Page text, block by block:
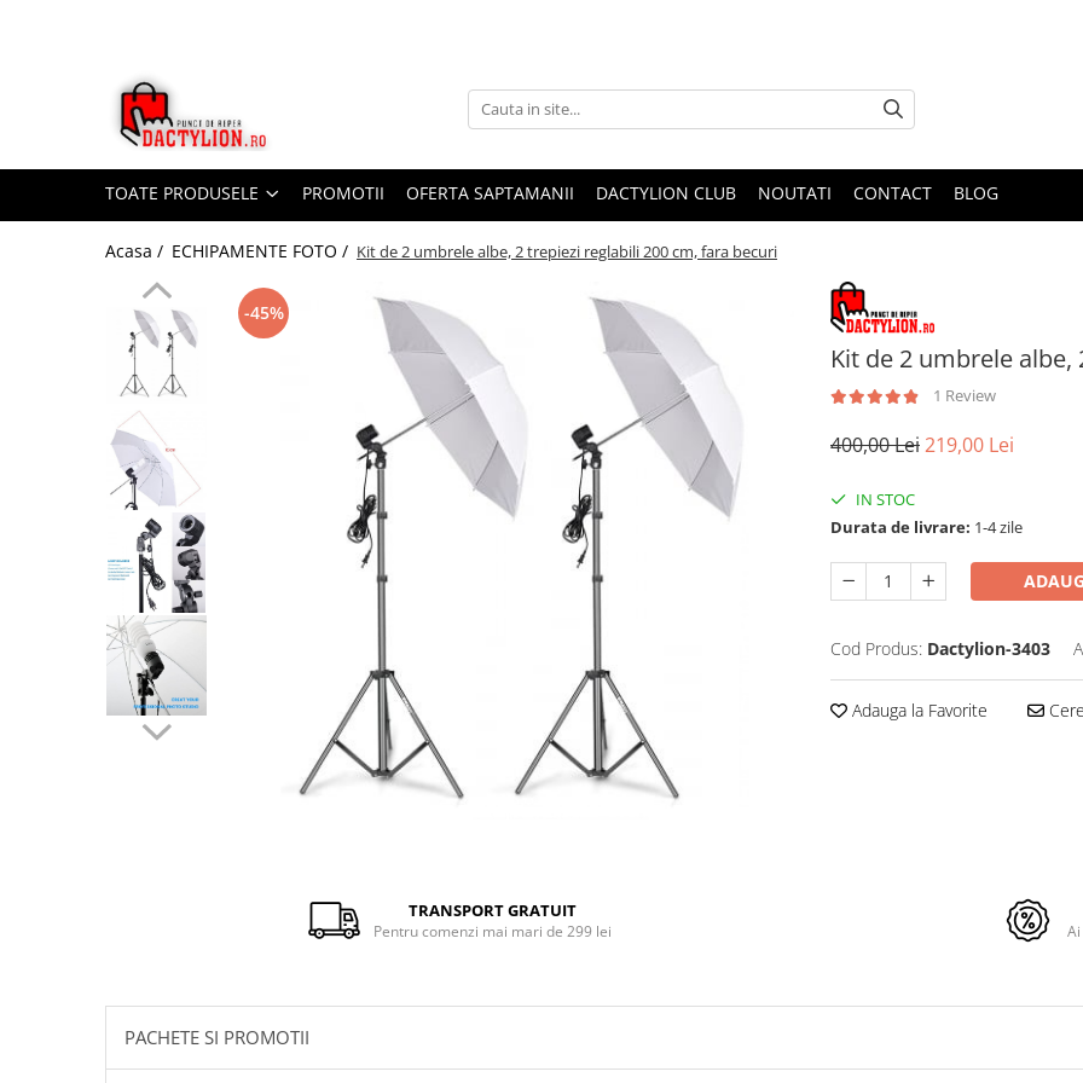
TOATE PRODUSELE PROMOTII OFERTA SAPTAMANII DACTYLION CLUB NOUTATI CONTACT BLOG
Acasa / ECHIPAMENTE FOTO / Kit de 2 umbrele albe, 2 trepiezi reglabili 200 cm, fara becuri
Kit de 2 umbrele
1 Review
-45%
Facebook
400,00 Lei219,00 Lei
IN STOC
Durata de livrare: 1-4 zile
Cod Produs: Dactylion-3403
Adauga la Favorite
TRANSPORT GRATUIT
Pentru comenzi mai mari de 299 lei
PACHETE SI PROMOTII